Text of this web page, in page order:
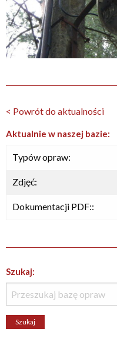
< Powrót do aktualności
Aktualnie w naszej bazie:
Typów opraw:
Zdjęć:
Dokumentacji PDF::
Szukaj: